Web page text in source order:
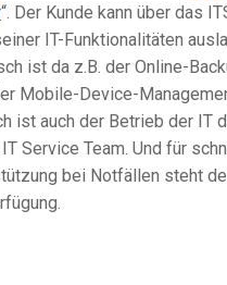
“. Der Kunde kann über das
IT-Funktionalitäten
ist da z.B. der Online-
Mobile-Device-
ist auch der Betrieb der IT
Service Team. Und für
bei Notfällen steht